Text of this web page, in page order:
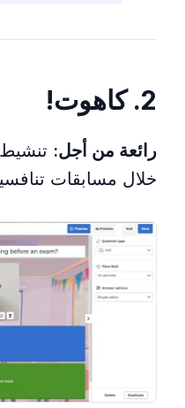
2. كاهوت!
رائعة من أجل:
خلال مسابقات